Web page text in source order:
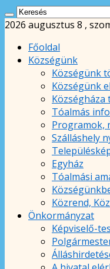
2026 augusztus 8 ,
Főoldal
Községünk
Községünk
Községünk
Tóalmás
Programok,
Szálláshely
Egyház
Tóalmási
Közrend,
Önkormányzat
Képviselő-